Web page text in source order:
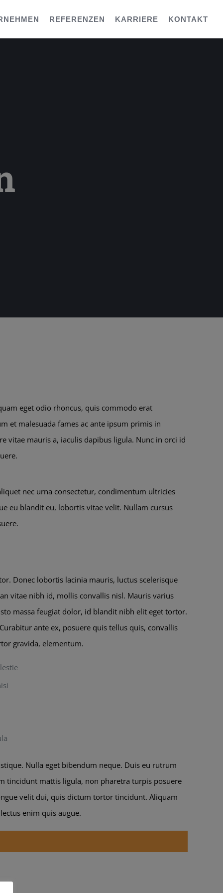
REFERENZEN KARRIERE KONTAKT
eget odio rhoncus, quis commodo erat
et malesuada fames ac ante ipsum primis in
vitae mauris a, iaculis dapibus ligula. Nunc in orci id
nec urna consectetur, condimentum ultricies
eu blandit eu, lobortis vitae velit. Nullam cursus
Donec lobortis lacinia mauris, luctus scelerisque
vitae nibh id, mollis convallis nisl. Mauris varius
massa feugiat dolor, id blandit nibh elit eget tortor.
ante ex, posuere quis tellus quis, convallis
gravida, elementum.
Nulla eget bibendum neque. Duis eu rutrum
tincidunt mattis ligula, non pharetra turpis posuere
velit dui, quis dictum tortor tincidunt. Aliquam
enim quis augue.